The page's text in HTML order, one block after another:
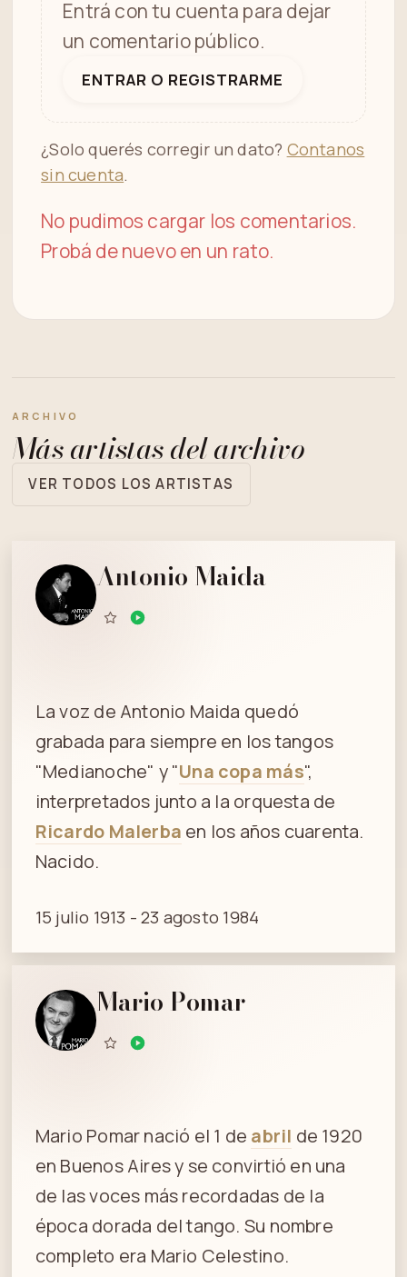
Entrá con tu cuenta para dejar
un comentario público.
ENTRAR O REGISTRARME
¿Solo querés corregir un dato? Contanos
sin cuenta.
No pudimos cargar los comentarios.
Probá de nuevo en un rato.
ARCHIVO
Más artistas del archivo
VER TODOS LOS ARTISTAS
Antonio Maida
La voz de Antonio Maida quedó
grabada para siempre en los tangos
"Medianoche" y "Una copa más",
interpretados junto a la orquesta de
Ricardo Malerba en los años cuarenta.
Nacido.
15 julio 1913 - 23 agosto 1984
Mario Pomar
Mario Pomar nació el 1 de abril de 1920
en Buenos Aires y se convirtió en una
de las voces más recordadas de la
época dorada del tango. Su nombre
completo era Mario Celestino.